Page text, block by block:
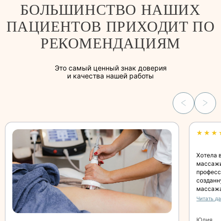
Это самый ценный знак доверия
и качества нашей работы
БОЛЬШИНСТВО НАШИХ
ПАЦИЕНТОВ ПРИХОДИТ ПО
РЕКОМЕНДАЦИЯМ
Хотела
Читать